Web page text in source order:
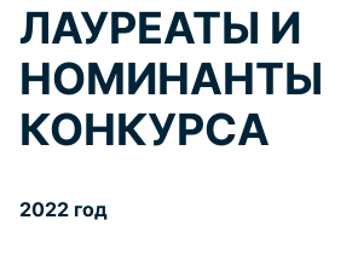
ЛАУРЕАТЫ И
НОМИНАНТЫ
КОНКУРСА
2022 год